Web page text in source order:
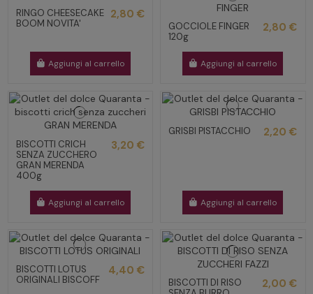
RINGO CHEESECAKE
BOOM NOVITA'
2,80 €
Aggiungi al carrello
GOCCIOLE FINGER
120g
2,80 €
Aggiungi al carrello
BISCOTTI CRICH
SENZA ZUCCHERO
GRAN MERENDA
400g
3,20 €
Aggiungi al carrello
GRISBI PISTACCHIO 2,20 €
Aggiungi al carrello
BISCOTTI LOTUS
ORIGINALI BISCOFF
4,40 €
BISCOTTI DI RISO
2,00 €